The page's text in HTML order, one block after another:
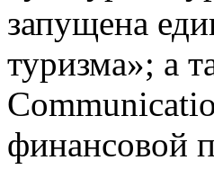
запущена
туризма»; а
финансовой